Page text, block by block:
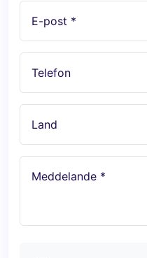
E-post *
Telefon
Land
Meddelande *